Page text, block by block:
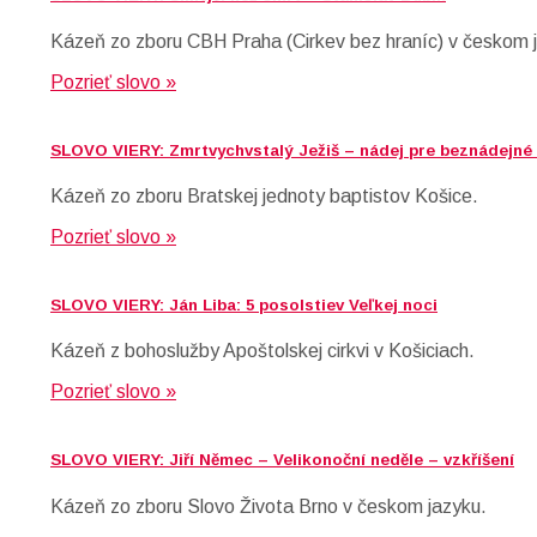
Kázeň zo zboru CBH Praha (Cirkev bez hraníc) v českom
Pozrieť slovo »
SLOVO VIERY: Zmrtvychvstalý Ježiš – nádej pre
Kázeň zo zboru Bratskej jednoty baptistov Košice.
Pozrieť slovo »
SLOVO VIERY: Ján Liba: 5 posolstiev Veľkej noci
Kázeň z bohoslužby Apoštolskej cirkvi v Košiciach.
Pozrieť slovo »
SLOVO VIERY: Jiří Němec – Velikonoční neděle – vzkříšení
Kázeň zo zboru Slovo Života Brno v českom jazyku.